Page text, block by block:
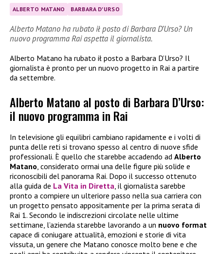
ALBERTO MATANO BARBARA D'URSO
Alberto Matano ha rubato ił posto di Barbara D’Urso? Un
nuovo programma Rai aspetta il giornalista.
Alberto Matano ha rubato ił posto a Barbara D’Urso? Il
giornalista è pronto per un nuovo progetto in Rai a partire
da settembre.
Alberto Matano al posto di Barbara D’Urso:
il nuovo programma in Rai
In televisione gli equilibri cambiano rapidamente e i volti di
punta delle reti si trovano spesso al centro di nuove sfide
professionali. È quello che starebbe accadendo ad Alberto
Matano, considerato ormai una delle figure più solide e
riconoscibili del panorama Rai. Dopo il successo ottenuto
alla guida de La Vita in Diretta, il giornalista sarebbe
pronto a compiere un ulteriore passo nella sua carriera con
un progetto pensato appositamente per la prima serata di
Rai 1. Secondo le indiscrezioni circolate nelle ultime
settimane, l’azienda starebbe lavorando a un nuovo format
capace di coniugare attualità, emozioni e storie di vita
vissuta, un genere che Matano conosce molto bene e che